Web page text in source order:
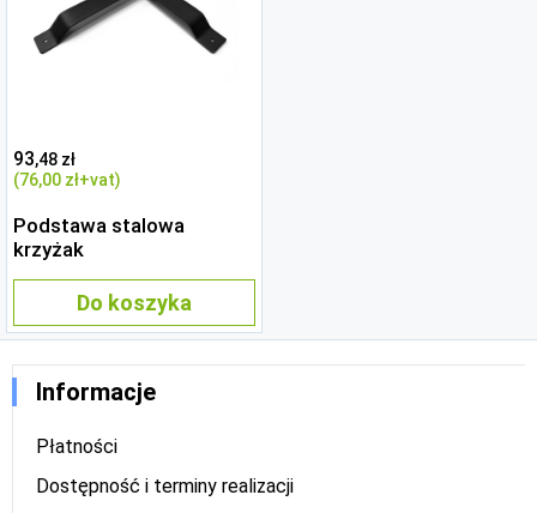
93,48 zł
(76,00 zł+vat)
Podstawa stalowa
krzyżak
Do koszyka
Informacje
Płatności
Dostępność i terminy realizacji